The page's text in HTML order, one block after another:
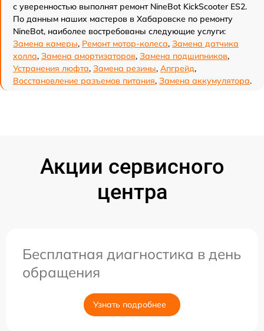
с уверенностью выполнят ремонт NineBot KickScooter ES2.
По данным наших мастеров в Хабаровске по ремонту
NineBot, наиболее востребованы следующие услуги:
Замена камеры, Ремонт мотор-колеса, Замена датчика
холла, Замена амортизаторов, Замена подшипников,
Устранения люфта, Замена резины, Апгрейд,
Восстановление разъемов питания, Замена аккумулятора.
Акции сервисного
центра
Бесплатная диагностика в день
обращения
Узнать подробнее